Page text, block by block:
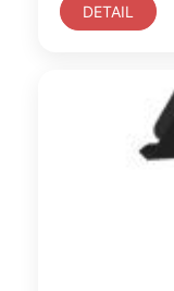
DETAIL